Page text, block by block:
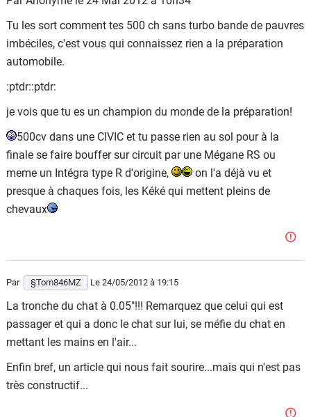
Tu les sort comment tes 500 ch sans turbo bande de pauvres
imbéciles, c'est vous qui connaissez rien a la préparation
automobile.
:ptdr::ptdr:
je vois que tu es un champion du monde de la préparation!
500cv dans une CIVIC et tu passe rien au sol pour à la
finale se faire bouffer sur circuit par une Mégane RS ou
meme un Intégra type R d'origine,
on l'a déjà vu et
presque à chaques fois, les Kéké qui mettent pleins de
chevaux
Par §Tom846MZ Le 24/05/2012 à 19:15
La tronche du chat à 0.05"!!! Remarquez que celui qui est
passager et qui a donc le chat sur lui, se méfie du chat en
mettant les mains en l'air...
Enfin bref, un article qui nous fait sourire...mais qui n'est pas
très constructif...